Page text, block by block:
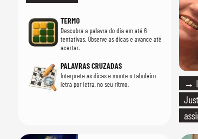
TERMO
Descubra a palavra do dia em até 6
tentativas. Observe as dicas e avance até
acertar.
PALAVRAS CRUZADAS
Interprete as dicas e monte o tabuleiro
letra por letra, no seu ritmo.
→